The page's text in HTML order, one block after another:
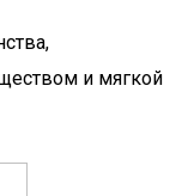
и мягкой